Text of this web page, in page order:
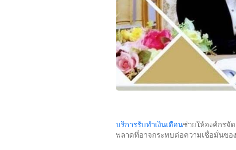
บริการรับทำเงินเดือนช่วยให้องค์กรจั
พลาดที่อาจกระทบต่อความเชื่อมั่นขอ